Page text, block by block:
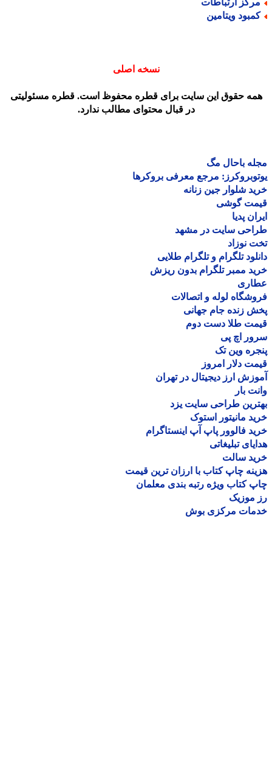
ارتباطات
ویتامین
نسخه اصلی
حقوق این سایت برای قطره محفوظ است. قطره مسئولیتی
در قبال محتوای مطالب ندارد.
باحال مگ
مرجع معرفی بروکرها
شلوار جین زنانه
گوشی
پدیا
سایت در مشهد
نوزاد
تلگرام و تلگرام طلایی
ممبر تلگرام بدون ریزش
لوله و اتصالات
زنده جام جهانی
طلا دست دوم
اچ پی
وین تک
دلار امروز
ارز دیجیتال در تهران
بار
طراحی سایت یزد
مانیتور استوک
فالوور پاپ آپ اینستاگرام
تبلیغاتی
سالت
چاپ کتاب با ارزان ترین قیمت
کتاب ویژه رتبه بندی معلمان
موزیک
مرکزی بوش